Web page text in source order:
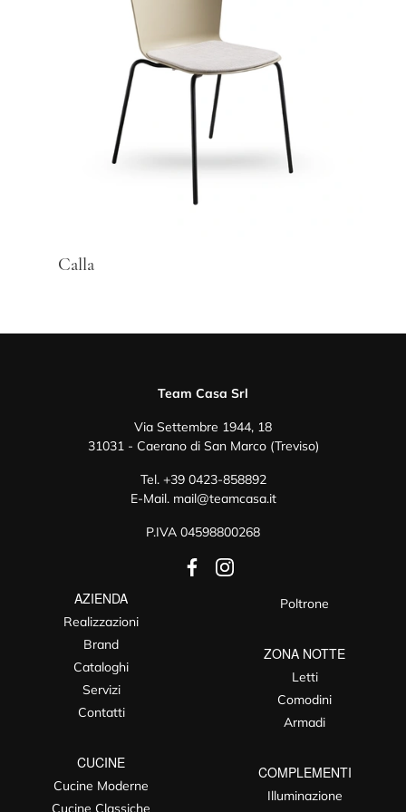
Calla
Team Casa Srl
Via Settembre 1944, 18
31031 - Caerano di San Marco (Treviso)
Tel. +39 0423-858892
E-Mail. mail@teamcasa.it
P.IVA 04598800268
AZIENDA
Realizzazioni
Brand
Cataloghi
Servizi
Contatti
CUCINE
Cucine Moderne
Cucine Classiche
Poltrone
ZONA NOTTE
Letti
Comodini
Armadi
COMPLEMENTI
Illuminazione